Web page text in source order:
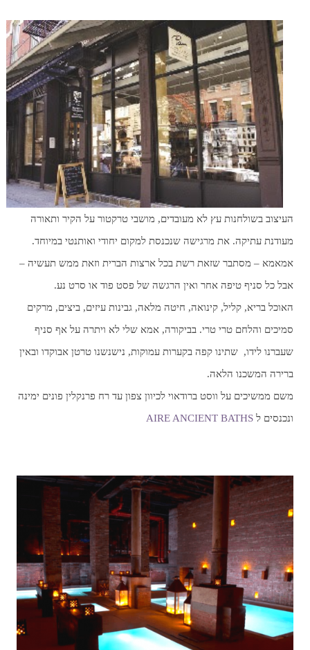
העיצוב בשולחנות עץ לא מעובדים, מושבי טרקטור על הקיר ותאורה
מעודנת עתיקה. את מרגישה שנכנסת למקום יחודי ואותנטי במיוחד.
אמאמא – מסתבר שזאת רשת בכל ארצות הברית וזאת ממש תעשיה –
אבל כל סניף טיפה אחר ואין הרגשה של פסט פוד או סרט נע.
האוכל בריא, קליל, קינואה, חיטה מלאה, גבינות עיזים, ביצים, מרקים
סמיכים והלחם טרי טרי. בביקורה, אמא שלי לא ויתרה על אף סניף
שעברנו לידו, שתינו קפה בקערות עמוקות, נישנשנו טרטן אבוקדו ובאין
ברירה המשכנו הלאה.
משם ממשיכים על ווסט ברודאוי לכיוון צפון עד רח פרנקלין פונים ימינה
ונכנסים לAIRE ANCIENT BATHS